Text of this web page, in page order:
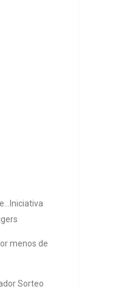
menos de
Sorteo